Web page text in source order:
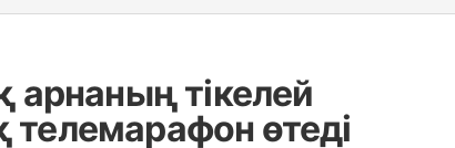
арнаның тікелей
өтеді